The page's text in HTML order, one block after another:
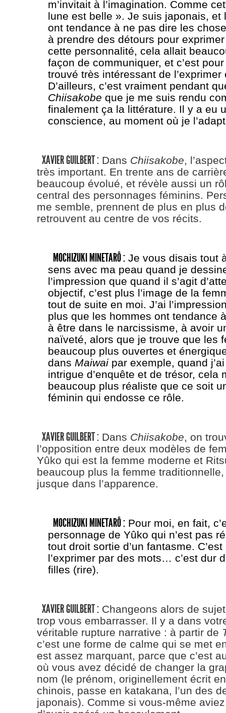
m’invitait à l’imagination. Comme
lune est belle ». Je suis japonais, et
ont tendance à ne pas dire les
à prendre des détours pour
cette personnalité, cela allait
façon de communiquer, et c’est pour
trouvé très intéressant de l’exprimer
D’ailleurs, c’est vraiment pendant
Chiisakobe que je me suis rendu
finalement ça la littérature. Il y a eu
conscience, au moment où je
XAVIER GUILBERT :Dans Chiisakobe,
très important. En trente ans de
beaucoup évolué, et révèle aussi un
central des personnages féminins.
me semble, prennent de plus en plus
retrouvent au centre de vos récits.
MOCHIZUKI MINETARÔ :Je vous disais tout
sens avec ma peau quand je
l’impression que quand il s’agit
objectif, c’est plus l’image de la
tout de suite en moi. J’ai
plus que les hommes ont tendance
à être dans le narcissisme, à avoir
naïveté, alors que je trouve que les
beaucoup plus ouvertes et
dans Maiwaipar exemple, quand
intrigue d’enquête et de trésor, cela
beaucoup plus réaliste que ce soit
féminin qui endosse ce rôle.
XAVIER GUILBERT :Dans Chiisakobe, on
l’opposition entre deux modèles de
Yûko qui est la femme moderne et
beaucoup plus la femme
jusque dans l’apparence.
MOCHIZUKI MINETARÔ :Pour moi, en fait,
personnage de Yûko qui n’est pas
tout droit sortie d’un fantasme.
l’exprimer par des mots… c’est dur
filles (rire).
XAVIER GUILBERT :Changeons alors de
trop vous embarrasser. Il y a dans
véritable rupture narrative : à partir de
c’est une forme de calme qui se met
est assez marquant, parce que c’est
où vous avez décidé de changer la
nom (le prénom, originellement écrit
chinois, passe en katakana, l’un des
japonais). Comme si vous-même